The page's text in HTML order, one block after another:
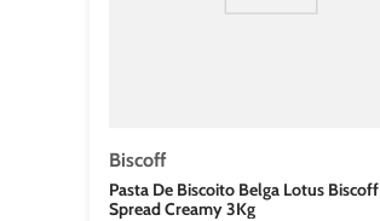
Biscoff
Pasta De Biscoito Belga Lotus Biscoff
Spread Creamy 3Kg